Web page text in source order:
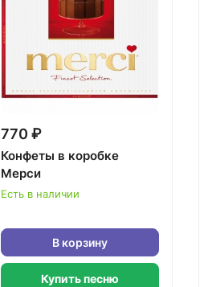
770 ₽
Конфеты в коробке
Мерси
Есть в наличии
В корзину
Купить песню